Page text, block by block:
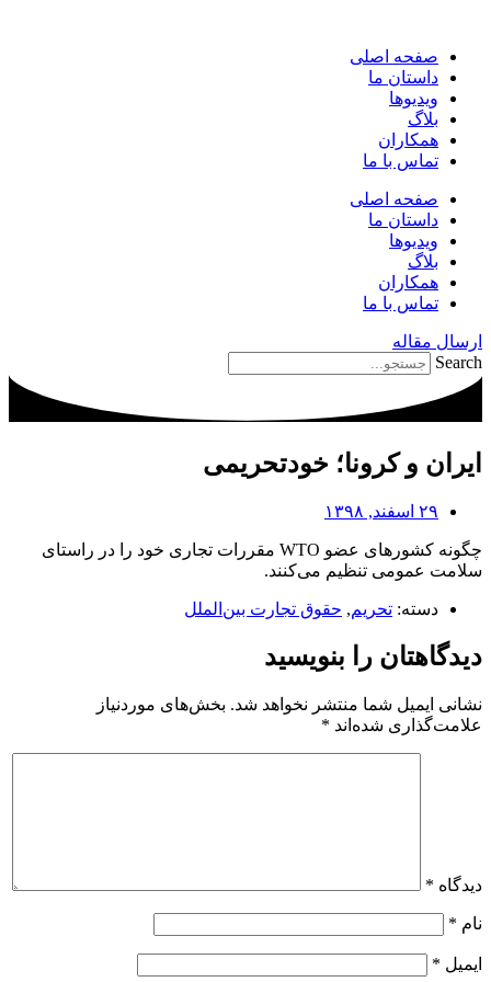
محتوا
صفحه اصلی
داستان ما
ویدیوها
بلاگ
همکاران
تماس با ما
صفحه اصلی
داستان ما
ویدیوها
بلاگ
همکاران
تماس با ما
ارسال مقاله
Search
ایران و کرونا؛ خودتحریمی
۲۹ اسفند, ۱۳۹۸
چگونه کشورهای عضو WTO مقررات تجاری خود را در راستای
سلامت عمومی تنظیم می‌کنند.
دسته: تحریم, حقوق تجارت بین‌الملل
دیدگاهتان را بنویسید
نشانی ایمیل شما منتشر نخواهد شد. بخش‌های موردنیاز
علامت‌گذاری شده‌اند *
دیدگاه *
نام *
ایمیل *